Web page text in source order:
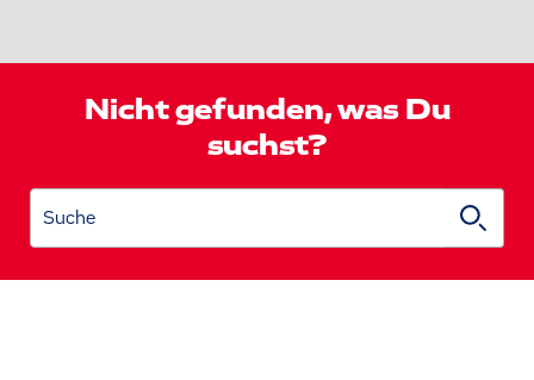
Nicht gefunden, was Du
suchst?
Suche